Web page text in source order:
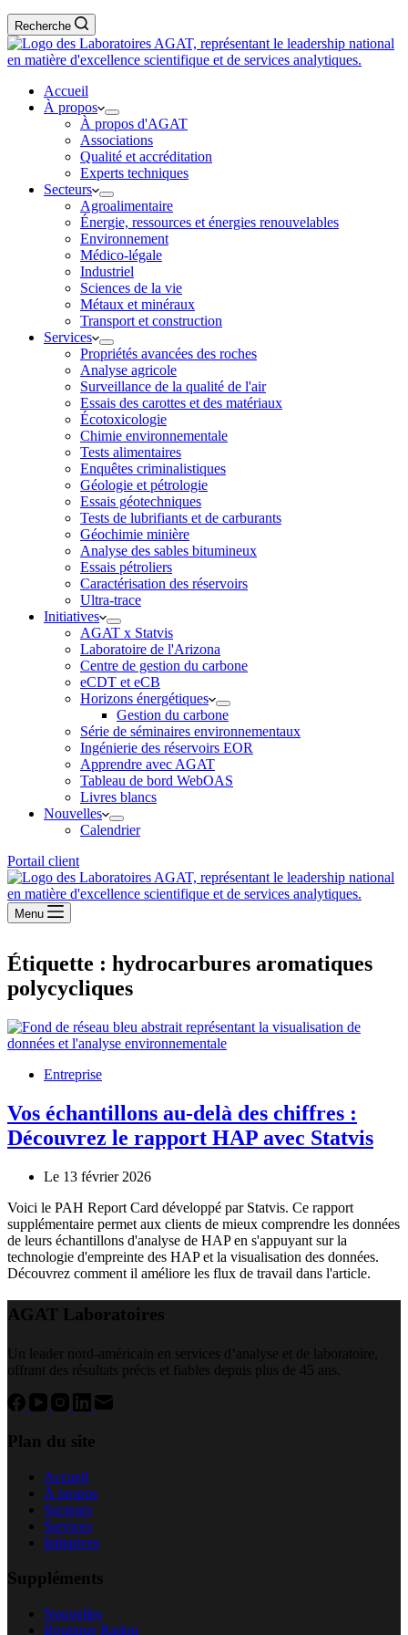
Recherche
Accueil
À propos
À propos d'AGAT
Associations
Qualité et accréditation
Experts techniques
Secteurs
Agroalimentaire
Énergie, ressources et énergies renouvelables
Environnement
Médico-légale
Industriel
Sciences de la vie
Métaux et minéraux
Transport et construction
Services
Propriétés avancées des roches
Analyse agricole
Surveillance de la qualité de l'air
Essais des carottes et des matériaux
Écotoxicologie
Chimie environnementale
Tests alimentaires
Enquêtes criminalistiques
Géologie et pétrologie
Essais géotechniques
Tests de lubrifiants et de carburants
Géochimie minière
Analyse des sables bitumineux
Essais pétroliers
Caractérisation des réservoirs
Ultra-trace
Initiatives
AGAT x Statvis
Laboratoire de l'Arizona
Centre de gestion du carbone
eCDT et eCB
Horizons énergétiques
Gestion du carbone
Série de séminaires environnementaux
Ingénierie des réservoirs EOR
Apprendre avec AGAT
Tableau de bord WebOAS
Livres blancs
Nouvelles
Calendrier
Portail client
Menu
Étiquette : hydrocarbures aromatiques
polycycliques
Entreprise
Vos échantillons au-delà des chiffres :
Découvrez le rapport HAP avec Statvis
Le 13 février 2026
Voici le PAH Report Card développé par Statvis. Ce rapport
supplémentaire permet aux clients de mieux comprendre les données
de leurs échantillons d'analyse de HAP en s'appuyant sur la
technologie d'empreinte des HAP et la visualisation des données.
Découvrez comment il améliore les flux de travail dans l'article.
AGAT Laboratoires
Un leader nord-américain en services d’analyse et de laboratoire,
offrant des résultats précis et fiables depuis plus de 45 ans.
Plan du site
Accueil
À propos
Secteurs
Services
Initiatives
Suppléments
Nouvelles
Boutique Radon